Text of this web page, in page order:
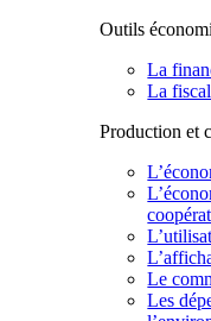
Outils
La
La
Production et
Le
Les